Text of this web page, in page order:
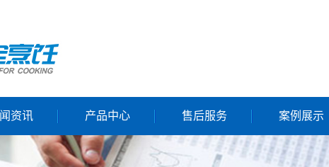
资讯 产品中心
智厨系列
售后服务
服务流程
案例展示